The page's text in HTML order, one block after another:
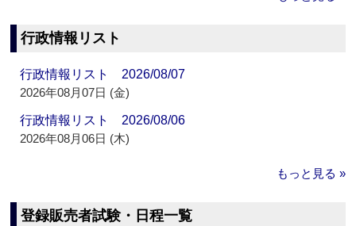
行政情報リスト
行政情報リスト 2026/08/07
2026年08月07日 (金)
行政情報リスト 2026/08/06
2026年08月06日 (木)
もっと見る »
登録販売者試験・日程一覧